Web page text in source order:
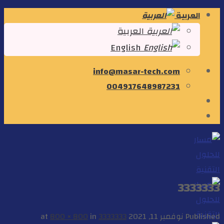
Skip العربية
العربية
English
info@masar-tech.com
004917648987231
3333333
Published نوفمبر 11, 2021 800 × 800in3333333